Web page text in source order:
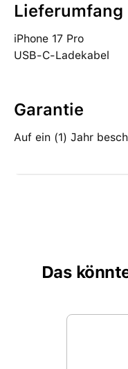
Lieferumfang
iPhone 17 Pro
USB-C-Ladekabel
Garantie
Auf ein (1) Jahr
Das
Produktgalerie